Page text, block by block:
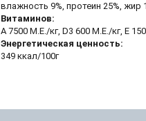
влажность 9%, протеин 25%, жир
Витаминов:
A 7500 М.Е./кг, D3 600 М.Е./кг, Е
Энергетическая ценность:
349 ккал/100г